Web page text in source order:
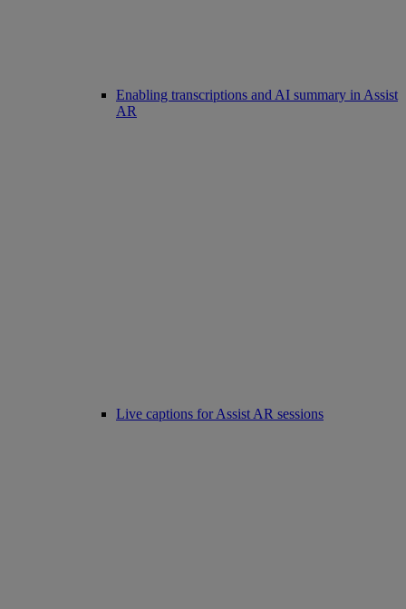
Enabling transcriptions and AI summary in Assist
AR
Live captions for Assist AR sessions